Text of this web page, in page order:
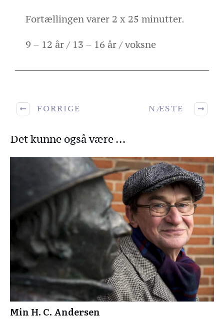
Fortællingen varer 2 x 25 minutter.
9 – 12 år / 13 – 16 år / voksne
FORRIGE NÆSTE
Det kunne også være ...
Min H. C. Andersen